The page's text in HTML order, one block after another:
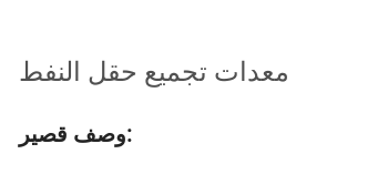
معدات تجميع حقل النفط
وصف قصير: